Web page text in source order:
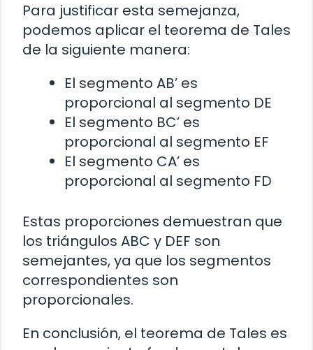
Para justificar esta semejanza,
podemos aplicar el teorema de Tales
de la siguiente manera:
El segmento AB’ es
proporcional al segmento DE
El segmento BC’ es
proporcional al segmento EF
El segmento CA’ es
proporcional al segmento FD
Estas proporciones demuestran que
los triángulos ABC y DEF son
semejantes, ya que los segmentos
correspondientes son
proporcionales.
En conclusión, el teorema de Tales es